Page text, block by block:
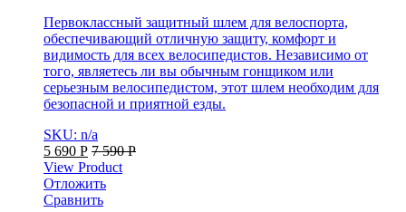
Первоклассный защитный шлем для велоспорта,
обеспечивающий отличную защиту, комфорт и
видимость для всех велосипедистов. Независимо от
того, являетесь ли вы обычным гонщиком или
серьезным велосипедистом, этот шлем необходим для
безопасной и приятной езды.
SKU: n/a
5 690 Р 7 590Р
View Product
Отложить
Сравнить